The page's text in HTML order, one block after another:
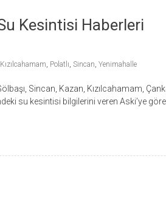
Kesintisi Haberleri
Kızılcahamam, Polatlı, Sincan, Yenimahalle
Sincan, Kazan, Kızılcahamam,
su kesintisi bilgilerini veren Aski’ye